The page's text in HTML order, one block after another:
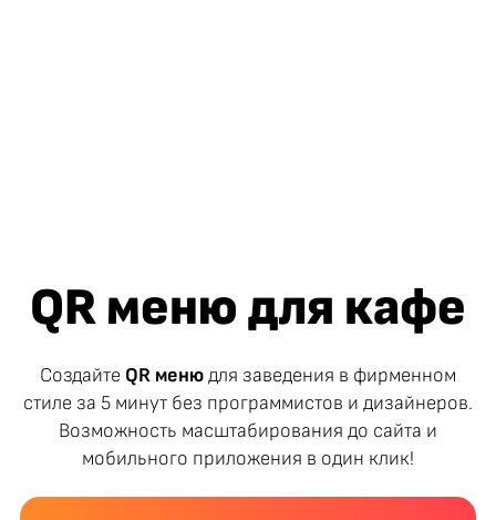
QR меню для кафе
Создайте QR менюдля заведения в фирменном
стиле за 5 минут без программистов и дизайнеров.
Возможность масштабирования до сайта и
мобильного приложения в один клик!